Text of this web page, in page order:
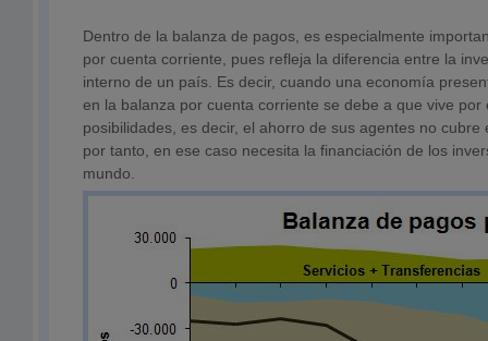
Dentro de la balanza de pagos, es especialmente
por cuenta corriente, pues refleja la diferencia entre la
interno de un país. Es decir, cuando una economía
en la balanza por cuenta corriente se debe a que vive por
posibilidades, es decir, el ahorro de sus agentes no cubre
por tanto, en ese caso necesita la financiación de los
mundo.